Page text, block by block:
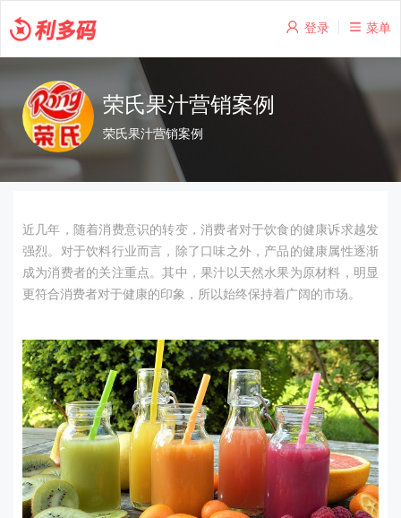
菜单
登录
荣氏果汁营销案例
荣氏果汁营销案例
近几年，随着消费意识的转变，消费者对于饮食的健康诉求越发
强烈。对于饮料行业而言，除了口味之外，产品的健康属性逐渐
成为消费者的关注重点。其中，果汁以天然水果为原材料，明显
更符合消费者对于健康的印象，所以始终保持着广阔的市场。